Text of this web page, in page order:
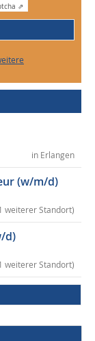
⇗
in Erlangen
(w/m/d)
weiterer Standort)
d)
weiterer Standort)